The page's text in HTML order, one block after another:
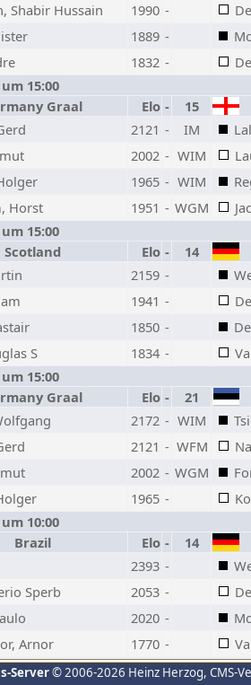
Shabir Hussain 1990 -
1889 -
1832 -
15:00
Graal Elo - 15
2121 - IM
2002 - WIM
1965 - WIM
Horst 1951 - WGM
15:00
Scotland Elo - 14
2159 -
1941 -
1850 -
S 1834 -
15:00
Graal Elo - 21
2172 - WIM
2121 - WFM
2002 - WGM
1965 -
10:00
Brazil Elo - 14
2393 -
Sperb 2053 -
2020 -
Arnor 1770 -
Server© 2006-2026 Heinz Herzog, CMS-